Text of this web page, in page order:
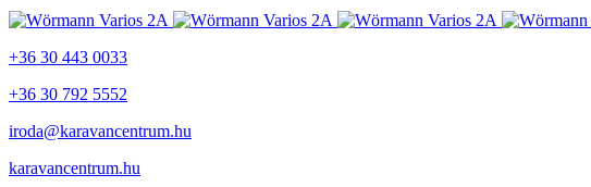
+36 30 443 0033
+36 30 792 5552
iroda@karavancentrum.hu
karavancentrum.hu